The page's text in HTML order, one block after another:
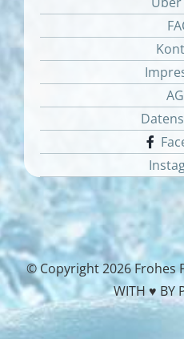
© Copyright2026 Frohes
WITH ♥ BY